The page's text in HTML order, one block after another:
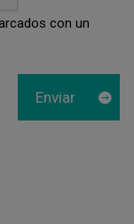
con un